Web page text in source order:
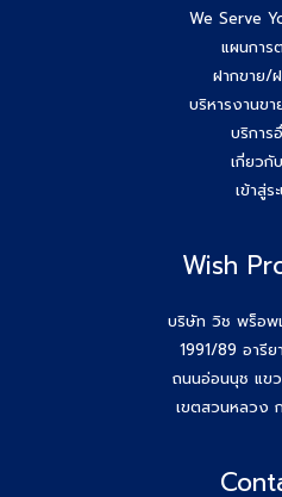
We Serve
แผนการ
ฝากขาย/ฝ
บริหารงานขา
บริการ
เกี่ยวกั
เข้าสู่ร
Wish
บริษัท วิช พร็อพ
1991/89 อารีย
ถนนอ่อนนุช แข
เขตสวนหลวง